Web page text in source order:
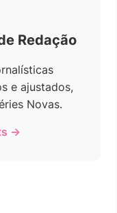
Redação
e ajustados,
Novas.
→